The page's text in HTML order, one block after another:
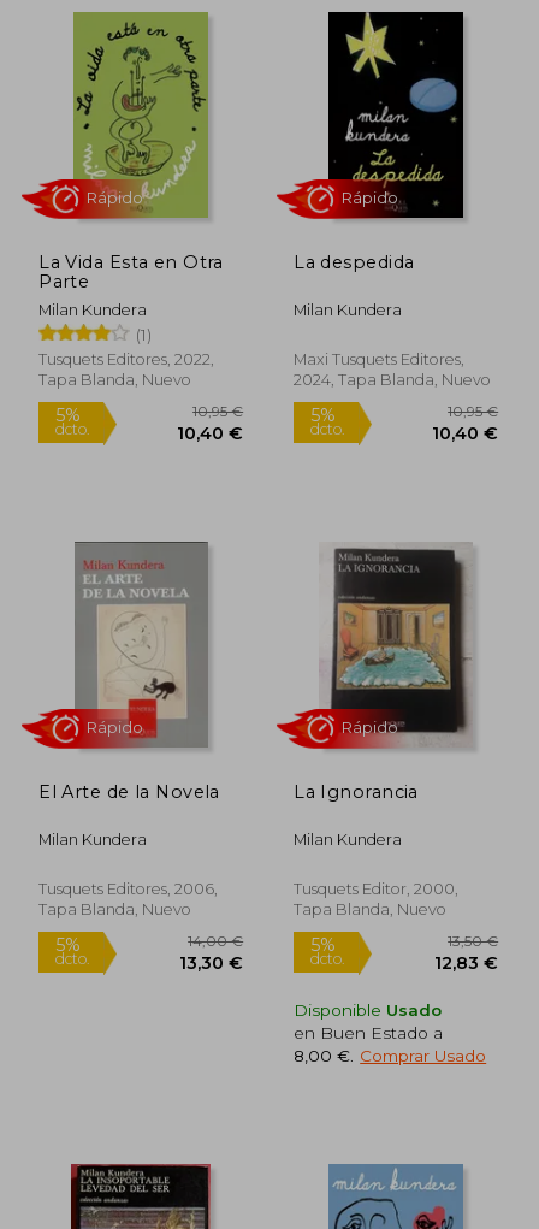
5%
dcto. 14,25 €
Rápido
dcto.
Rápido
La Vida Esta en Otra
Parte
Milan Kundera
(1)
Tusquets Editores, 2022,
Tapa Blanda, Nuevo
5%
dcto.
10,95 €
10,40 €
Rápido
La despedida
Milan Kundera
Maxi Tusquets Editores,
2024, Tapa Blanda, Nuevo
5%
dcto.
El Arte de la Novela
Milan Kundera
Tusquets Editores, 2006,
Tapa Blanda, Nuevo
La Ignorancia
Milan Kundera
Tusquets Editor, 2000,
Tapa Blanda, Nuevo
Disponible Usado
en Buen Estado a
8,00 € Comprar Usado